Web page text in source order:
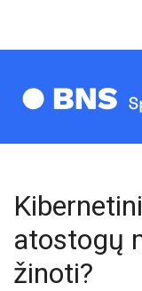
atostogų
žinoti?